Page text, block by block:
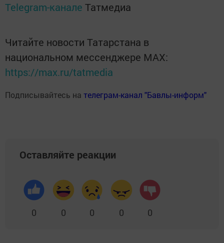
Telegram-канале Татмедиа
Читайте новости Татарстана в
национальном мессенджере MАХ:
https://max.ru/tatmedia
Подписывайтесь на телеграм-канал "Бавлы-информ"
Оставляйте реакции
0 0 0 0 0